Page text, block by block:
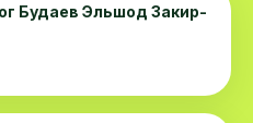
Будаев Эльшод Закир-